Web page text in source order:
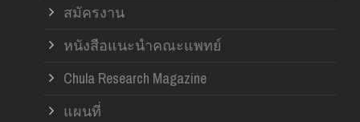
สมัครงาน
หนังสือแนะนำคณะแพทย์
Chula Research Magazine
แผนที่